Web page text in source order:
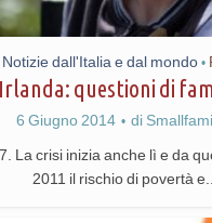
Notizie dall'Italia e dal mondo •
Irlanda: questioni di
6 Giugno 2014 di
La crisi inizia anche lì e da
2011 il rischio di povertà e...